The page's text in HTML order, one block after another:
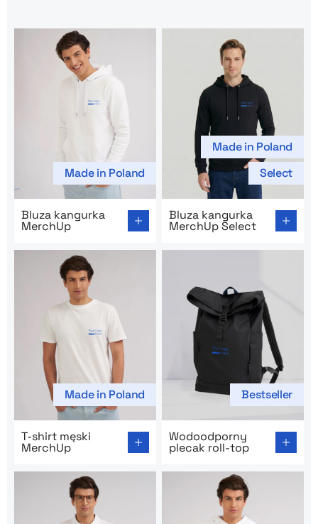
Made in Poland
Bluza kangurka
MerchUp
Made in Poland
Select
Bluza kangurka
MerchUp Select
Made in Poland
T-shirt męski
MerchUp
Bestseller
Wodoodporny
plecak roll-top